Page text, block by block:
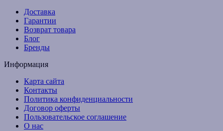
Доставка
Гарантии
Возврат товара
Блог
Бренды
Информация
Карта сайта
Контакты
Политика конфиденциальности
Договор оферты
Пользовательское соглашение
О нас